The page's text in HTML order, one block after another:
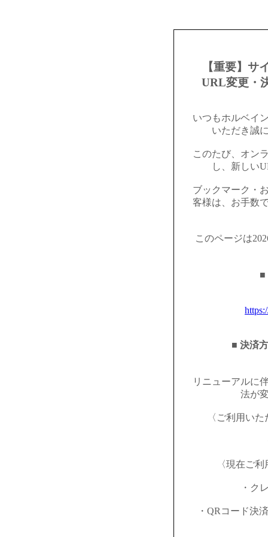
【重要】サ
URL変更・
いつもホルベイ
いただき誠
このたび、オン
し、新しい
ブックマーク・
客様は、お手数
このページは
■
■ 決済
リニューアルに
法が
〈ご利用い
〈現在ご
・ク
・QRコード決